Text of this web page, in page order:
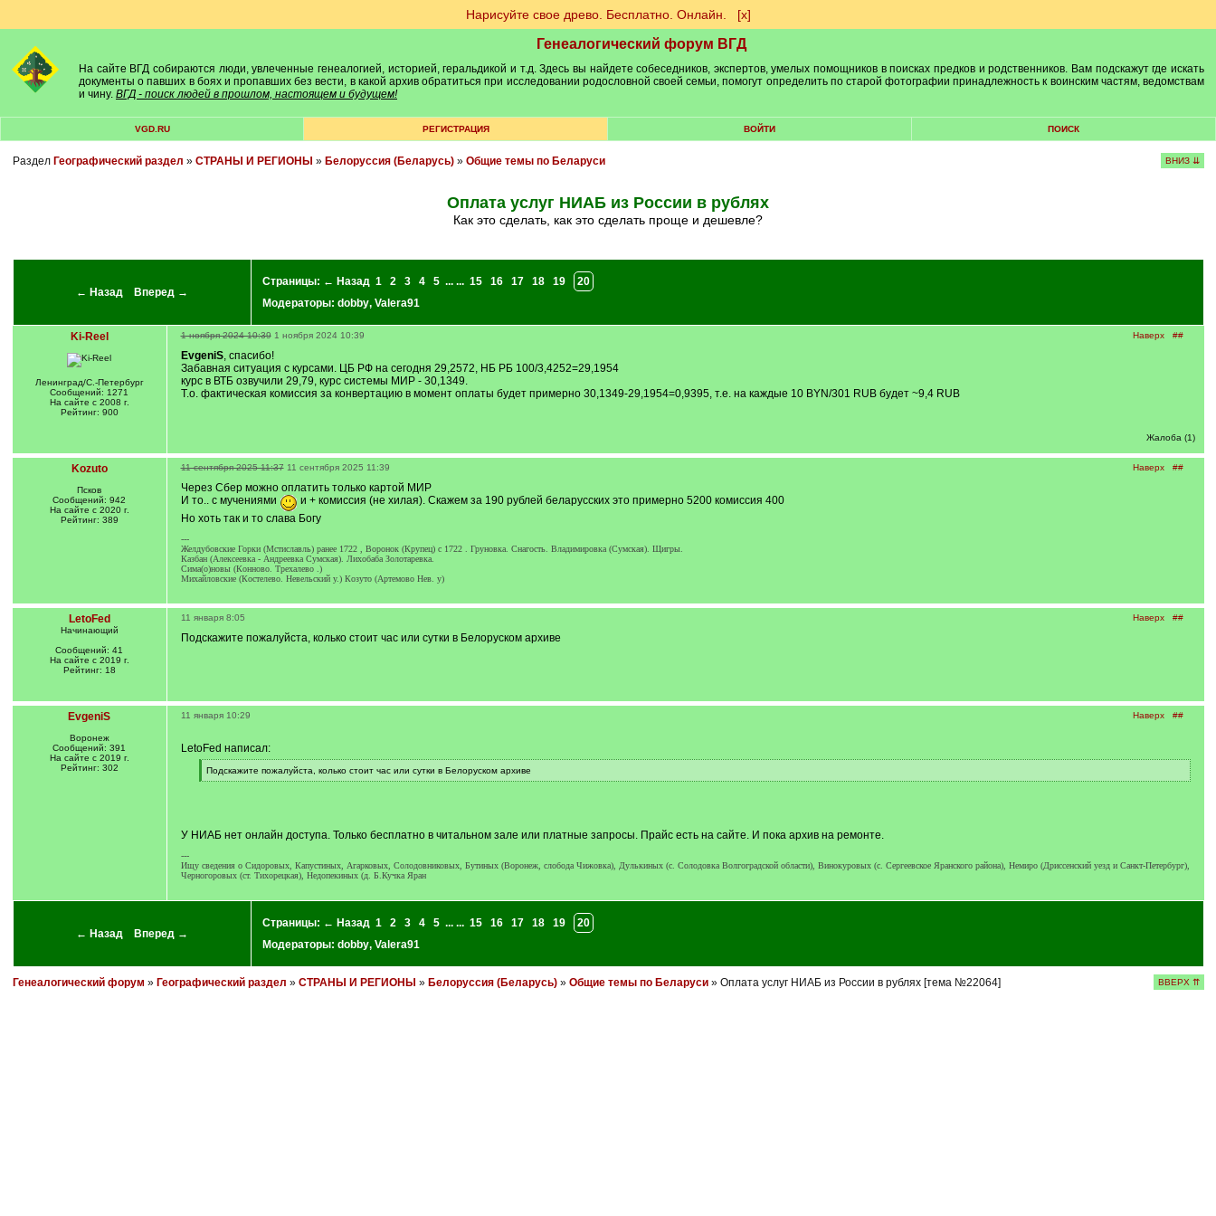
Нарисуйте свое древо. Бесплатно. Онлайн. [х]
Генеалогический форум ВГД
На сайте ВГД собираются люди, увлеченные генеалогией, историей, геральдикой и т.д. Здесь вы найдете собеседников, экспертов, умелых помощников в поисках предков и родственников. Вам подскажут где искать
документы о павших в боях и пропавших без вести, в какой архив обратиться при исследовании родословной своей семьи, помогут определить по старой фотографии принадлежность к воинским частям, ведомствам
и чину. ВГД - поиск людей в прошлом, настоящем и будущем!
VGD.RU РЕГИСТРАЦИЯ ВОЙТИ ПОИСК
Раздел Географический раздел » СТРАНЫ И РЕГИОНЫ » Белоруссия (Беларусь)» Общие темы по Беларуси ВНИЗ ⇊
Оплата услуг НИАБ из России в рублях
Как это сделать, как это сделать проще и дешевле?
← Назад Вперед →
Страницы: ← Назад 1 2 3 4 5 ... ... 15 16 17 18 19
20
Модераторы: dobby, Valera91
Ki-Reel
Ленинград/С.-Петербург
Сообщений: 1271
На сайте с 2008 г.
Рейтинг: 900
Наверх ##
1 ноября 2024 10:39 1 ноября 2024 10:39
EvgeniS, спасибо!
Забавная ситуация с курсами. ЦБ РФ на сегодня 29,2572, НБ РБ 100/3,4252=29,1954
курс в ВТБ озвучили 29,79, курс системы МИР - 30,1349.
Т.о. фактическая комиссия за конвертацию в момент оплаты будет примерно 30,1349-29,1954=0,9395, т.е. на каждые 10 BYN/301 RUB будет ~9,4 RUB
Жалоба (1)
Kozuto
Псков
Сообщений: 942
На сайте с 2020 г.
Рейтинг: 389
Наверх ##
11 сентября 2025 11:37 11 сентября 2025 11:39
Через Сбер можно оплатить только картой МИР
И то.. с мучениями
и + комиссия (не хилая). Скажем за 190 рублей беларусских это примерно 5200 комиссия 400
Но хоть так и то слава Богу
---
Желдубовские Горки (Мстиславль) ранее 1722 , Воронок (Крупец) с 1722 . Груновка. Снагость. Владимировка (Сумская). Щигры.
Казбан (Алексеевка - Андреевка Сумская). Лихобаба Золотаревка.
Сима(о)новы (Конново. Трехалево .)
Михайловские (Костелево. Невельский у.) Козуто (Артемово Нев. у)
LetoFed
Начинающий
Сообщений: 41
На сайте с 2019 г.
Рейтинг: 18
Наверх ##
11 января 8:05
Подскажите пожалуйста, колько стоит час или сутки в Белоруском архиве
EvgeniS
Воронеж
Сообщений: 391
На сайте с 2019 г.
Рейтинг: 302
Наверх ##
11 января 10:29
LetoFed написал:
[
q
Подскажите пожалуйста, колько стоит час или сутки в Белоруском архиве
[
У НИАБ нет онлайн доступа. Только бесплатно в читальном зале или платные запросы. Прайс есть на сайте. И пока архив на ремонте.
---
Ищу сведения о Сидоровых, Капустиных, Агарковых, Солодовниковых, Бутиных (Воронеж, слобода Чижовка), Дулькиных (с. Солодовка Волгоградской области), Винокуровых (с. Сергеевское Яранского района), Немиро (Дриссенский уезд и Санкт-Петербург),
Черногоровых (ст. Тихорецкая), Недопекиных (д. Б.Кучка Яран
← Назад Вперед →
Страницы: ← Назад 1 2 3 4 5 ... ... 15 16 17 18 19
20
Модераторы: dobby, Valera91
Генеалогический форум » Географический раздел » СТРАНЫ И РЕГИОНЫ » Белоруссия (Беларусь)» Общие темы по Беларуси» Оплата услуг НИАБ из России в рублях [тема №22064] ВВЕРХ ⇈